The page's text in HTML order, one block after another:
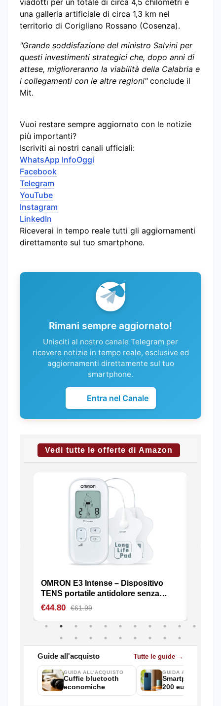
viadotti per un totale di circa 4,5 chilometri e
una galleria artificiale di circa 1,3 km nel
territorio di Corigliano Rossano (Cosenza).
"Grande soddisfazione del ministro Salvini per
questi investimenti strategici che, dopo anni di
attese, miglioreranno la viabilità della Calabria e
i collegamenti con le altre regioni"conclude il
Mit.
Vuoi restare sempre aggiornato con le notizie
più importanti?
Iscriviti ai nostri canali ufficiali:
WhatsApp InfoOggi
Facebook
Telegram
YouTube
Instagram
LinkedIn
Riceverai in tempo reale tutti gli aggiornamenti
direttamente sul tuo smartphone.
Rimani sempre aggiornato!
Unisciti al nostro canale Telegram per
ricevere notizie in tempo reale, esclusive ed
aggiornamenti direttamente sul tuo
smartphone.
Entra nel Canale